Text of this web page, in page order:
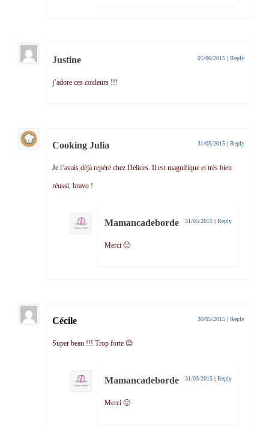
Justine 01/06/2015 Reply
j’adore ces couleurs !!!
Cooking Julia 31/05/2015 Reply
Je l’avais déjà repéré chez Délices. Il est magnifique et très bien
réussi, bravo !
Mamancadeborde 31/05/2015 Reply
Merci 🙂
Cécile 30/05/2015 Reply
Super beau !!! Trop forte 😉
Mamancadeborde 31/05/2015 Reply
Merci 🙂